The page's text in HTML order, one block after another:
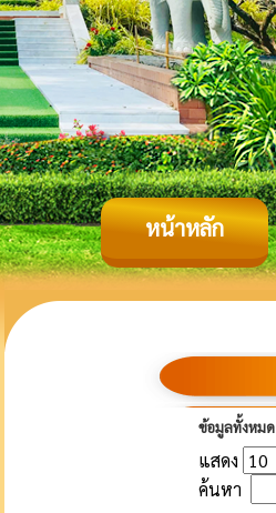
หน้าหลัก
ข้อมูลทั้งหมด
แสดง
ค้นหา